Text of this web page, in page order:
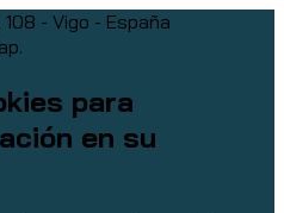
- Vigo - España
para
en su